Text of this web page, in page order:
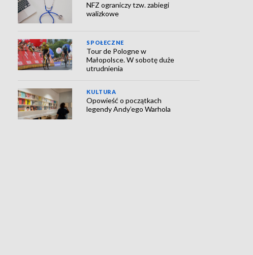
NFZ ograniczy tzw. zabiegi
walizkowe
SPOŁECZNE
Tour de Pologne w
Małopolsce. W sobotę duże
utrudnienia
KULTURA
Opowieść o początkach
legendy Andy’ego Warhola